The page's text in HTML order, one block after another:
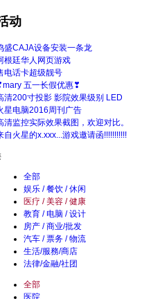
动
盛CAJA设备安装一条龙
根廷华人网页游戏
电话卡超级靓号
五一长假优惠❣
清200寸投影 影院效果级别 LED
星电脑2016周刊广告
清监控实际效果截图，欢迎对比。
自火星的x.xxx...游戏邀请函!!!!!!!!!!!
全部
娱乐 / 餐饮 / 休闲
医疗 / 美容 / 健康
教育 / 电脑 / 设计
房产 / 商业/批发
汽车 / 票务 / 物流
生活/服務/商店
法律/金融/社团
全部
医院